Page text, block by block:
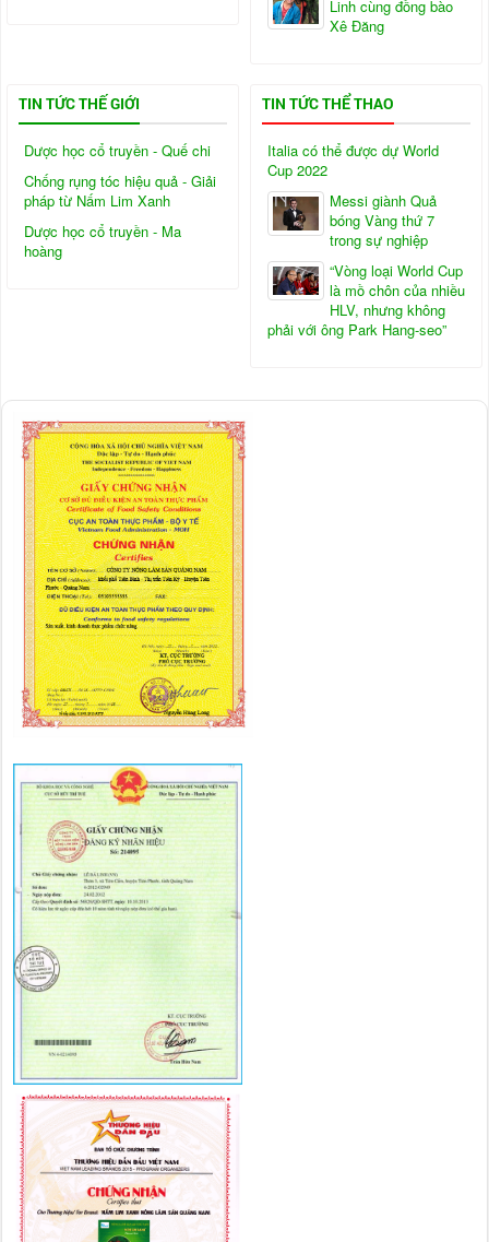
Linh cùng đồng bào
Xê Đăng
TIN TỨC THẾ GIỚI
Dược học cổ truyền - Quế chi
Chống rụng tóc hiệu quả - Giải
pháp từ Nấm Lim Xanh
Dược học cổ truyền - Ma
hoàng
TIN TỨC THỂ THAO
Italia có thể được dự World
Cup 2022
Messi giành Quả
bóng Vàng thứ 7
trong sự nghiệp
“Vòng loại World Cup
là mồ chôn của nhiều
HLV, nhưng không
phải với ông Park Hang-seo”